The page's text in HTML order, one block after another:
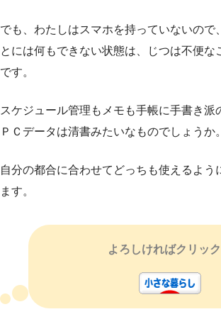
でも、わたしはスマホを持っていないので
とには何もできない状態は、じつは不便な
です。
スケジュール管理もメモも手帳に手書き派
ＰＣデータは清書みたいなものでしょうか。
自分の都合に合わせてどっちも使えるよう
ます。
よろしければクリッ